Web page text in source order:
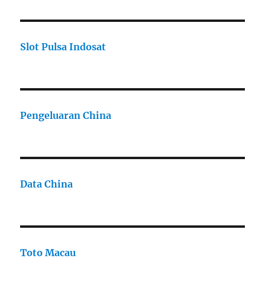
Slot Pulsa Indosat
Pengeluaran China
Data China
Toto Macau